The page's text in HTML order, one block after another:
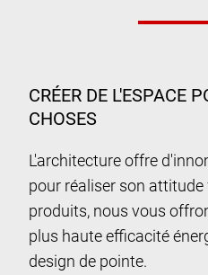
CRÉER DE L'ESPACE
CHOSES
L'architecture offre
pour réaliser son attitude
produits, nous vous
plus haute efficacité
design de pointe.